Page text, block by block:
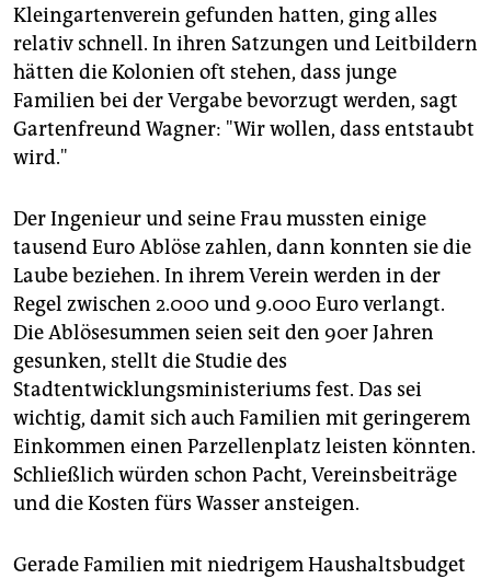
Kleingartenverein gefunden hatten, ging alles
relativ schnell. In ihren Satzungen und Leitbildern
hätten die Kolonien oft stehen, dass junge
Familien bei der Vergabe bevorzugt werden, sagt
Gartenfreund Wagner: "Wir wollen, dass entstaubt
wird."
Der Ingenieur und seine Frau mussten einige
tausend Euro Ablöse zahlen, dann konnten sie die
Laube beziehen. In ihrem Verein werden in der
Regel zwischen 2.000 und 9.000 Euro verlangt.
Die Ablösesummen seien seit den 90er Jahren
gesunken, stellt die Studie des
Stadtentwicklungsministeriums fest. Das sei
wichtig, damit sich auch Familien mit geringerem
Einkommen einen Parzellenplatz leisten könnten.
Schließlich würden schon Pacht, Vereinsbeiträge
und die Kosten fürs Wasser ansteigen.
Gerade Familien mit niedrigem Haushaltsbudget